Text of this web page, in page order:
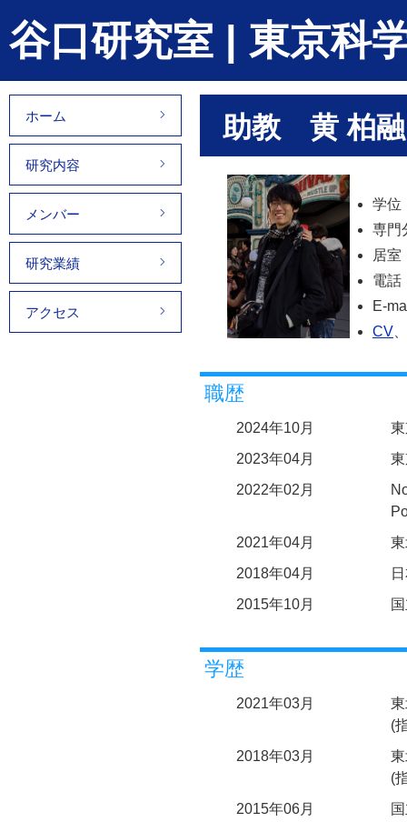
谷口研究室 | 東京科
ホーム
研究内容
メンバー
研究業績
アクセス
助教 黄 柏
学位
専門
居室
電話
E-
CV
職歴
2024年10月
2023年04月
2022年02月
2021年04月
2018年04月
2015年10月
学歴
2021年03月
(
2018年03月
(
2015年06月